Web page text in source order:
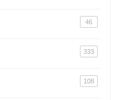
46
333
108